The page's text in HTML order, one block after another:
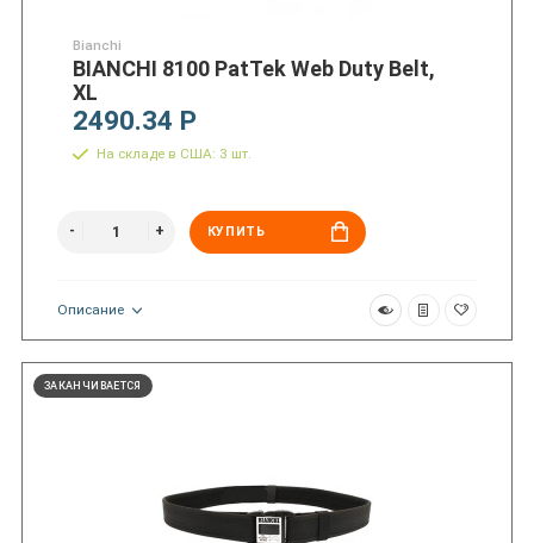
Bianchi
BIANCHI 8100 PatTek Web Duty Belt,
XL
2490.34 Р
На складе в США: 3 шт.
КУПИТЬ
Описание
ЗАКАНЧИВАЕТСЯ